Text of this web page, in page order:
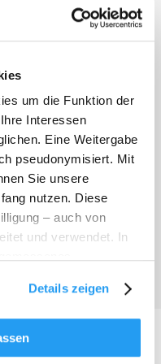
um die Funktion der
Interessen
Eine Weitergabe
pseudonymisiert. Mit
Sie unsere
nutzen. Diese
– auch von
und verwendet. In
entsprechende
zu Daten zu
zu erhalten.
Details zeigen